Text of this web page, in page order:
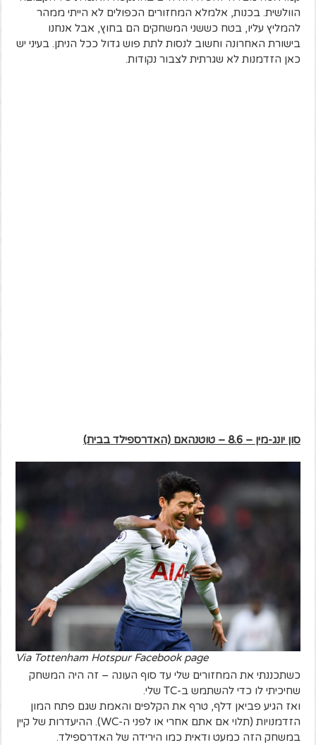
הוולשית. בכנות, אלמלא המחזורים הכפולים לא הייתי ממהר
להמליץ עליו, בטח כששני המשחקים הם בחוץ, אבל אנחנו
בישורת האחרונה וחשוב לנסות לתת פוש גדול ככל הניתן. בעיני יש
כאן הזדמנות לא שגרתית לצבור נקודות.
סון יונג-מין – 8.6 – טוטנהאם (האדרספילד בבית)
Via Tottenham Hotspur Facebook page
כשתכננתי את המחזורים שלי עד סוף העונה – זה היה המשחק
שחיכיתי לו כדי להשתמש ב-TC שלי.
ואז הגיע פביאן דלף, טרף את הקלפים והאמת שגם פתח המון
הזדמנויות (תלוי אם אתם אחרי או לפני ה-WC). ההיעדרות של קיין
במשחק הזה כמעט ודאית כמו הירידה של האדרספילד.